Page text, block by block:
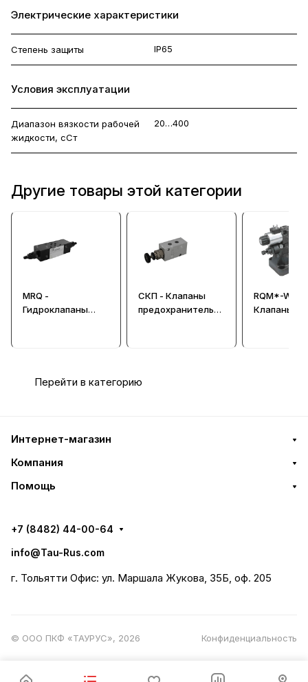
Электрические характеристики
Степень защиты IP65
Условия эксплуатации
Диапазон вязкости рабочей
жидкости, сСт
20…400
Другие товары этой категории
MRQ -
Гидроклапаны
СКП - Клапаны
предохранительн
RQM*-W -
Клапаны
Перейти в категорию
Интернет-магазин
Компания
Помощь
+7 (8482) 44-00-64
info@Tau-Rus.com
г. Тольятти Офис: ул. Маршала Жукова, 35Б, оф. 205
© ООО ПКФ «ТАУРУС», 2026 Конфиденциальность